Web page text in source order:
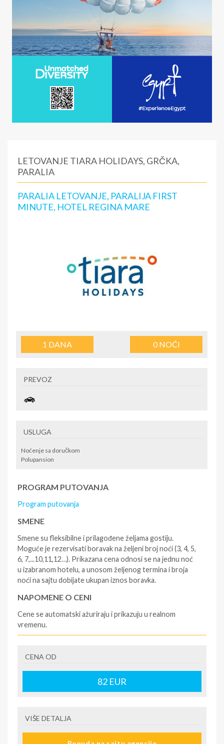
LETOVANJE TIARA HOLIDAYS, GRČKA,
PARALIA
PARALIA LETOVANJE, PARALIJA FIRST
MINUTE, HOTEL REGINA MARE
1 DANA 0NOĆI
PREVOZ
USLUGA
Noćenje sa doručkom
Polupansion
PROGRAM PUTOVANJA
Program putovanja
SMENE
Smene su fleksibilne i prilagođene željama gostiju.
Moguće je rezervisati boravak na željeni broj noći (3, 4, 5,
6, 7,...10,11,12…). Prikazana cena odnosi se na jednu noć
u izabranom hotelu, a unosom željenog termina i broja
noći na sajtu dobijate ukupan iznos boravka.
NAPOMENE O CENI
Cene se automatski ažuriraju i prikazuju u realnom
vremenu.
- rezervisane i potvrđene usluge u izabranoj smeštajnoj
jedinici prema opisu - korišćenje hotelskih sadržaja
prema opisu - uslugu rezervacije - organizaciju
putovanja
krizu) na destinaciji, plaćaju se na recepciji
CENA OD
82 EUR
VIŠE DETALJA